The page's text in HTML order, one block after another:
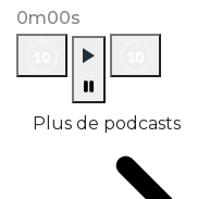
0m00s
Plus de podcasts